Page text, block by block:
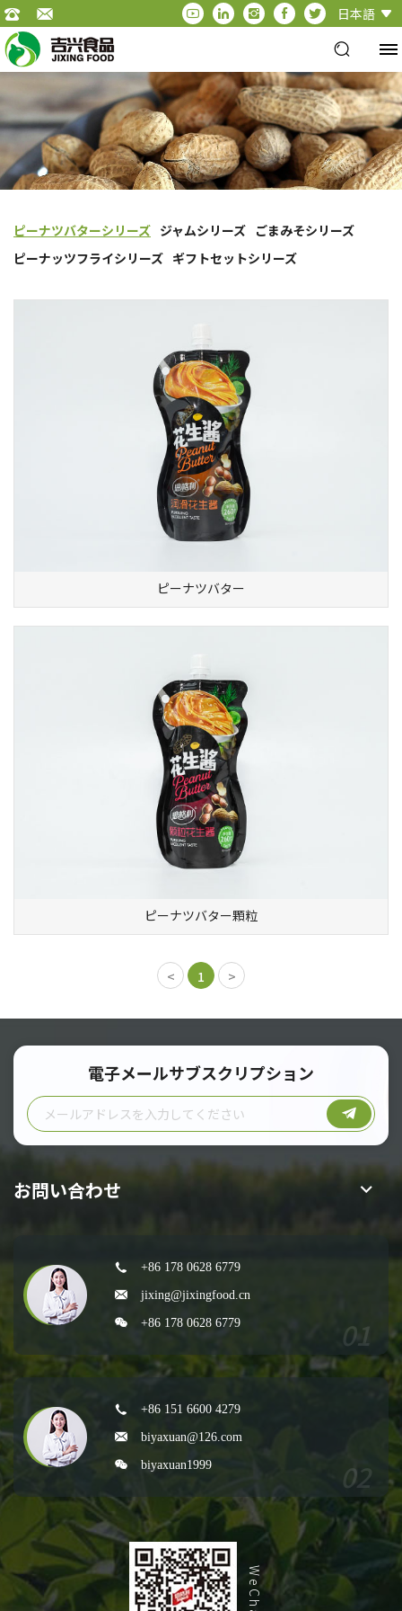
日本語
ピーナツバターシリーズ ジャムシリーズ ごまみそシリーズ
ピーナッツフライシリーズ ギフトセットシリーズ
ピーナツバター
ピーナツバター顆粒
1
電子メールサブスクリプション
お問い合わせ
+86 178 0628 6779
jixing@jixingfood.cn
+86 178 0628 6779
+86 151 6600 4279
biyaxuan@126.com
biyaxuan1999
WeChat